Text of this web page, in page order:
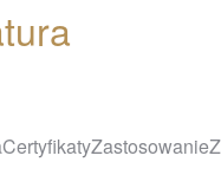
CertyfikatyZastosowanie